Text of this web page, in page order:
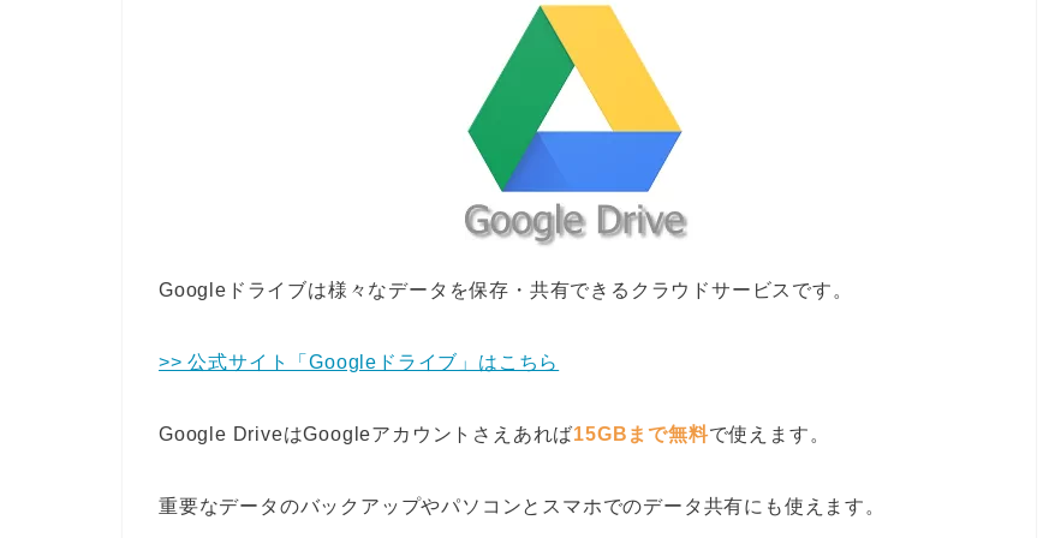
Googleドライブは様々なデータを保存・共有できるクラウドサービスです。
>> 公式サイト「Googleドライブ」はこちら
Google DriveはGoogleアカウントさえあれば15GBまで無料で使えます。
重要なデータのバックアップやパソコンとスマホでのデータ共有にも使えます。